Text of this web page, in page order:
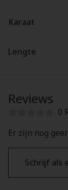
Karaat
Lengte
Reviews
0
Er zijn nog
Schrijf als